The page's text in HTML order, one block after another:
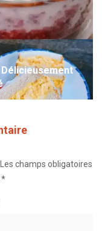
Les champs obligatoires
*